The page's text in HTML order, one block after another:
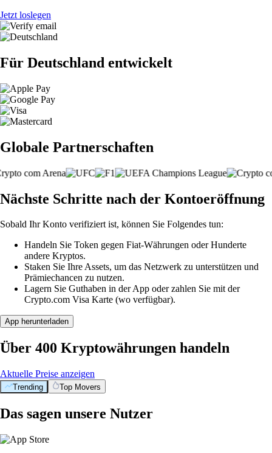
Jetzt loslegen
Für Deutschland entwickelt
Globale Partnerschaften
Nächste Schritte nach der Kontoeröffnung
Sobald Ihr Konto verifiziert ist, können Sie Folgendes tun:
Handeln Sie Token gegen Fiat-Währungen oder Hunderte
andere Kryptos.
Staken Sie Ihre Assets, um das Netzwerk zu unterstützen und
Prämiechancen zu nutzen.
Lagern Sie Guthaben in der App oder zahlen Sie mit der
Crypto.com Visa Karte (wo verfügbar).
App herunterladen
Über 400 Kryptowährungen handeln
Aktuelle Preise anzeigen
Trending Top Movers
Das sagen unsere Nutzer